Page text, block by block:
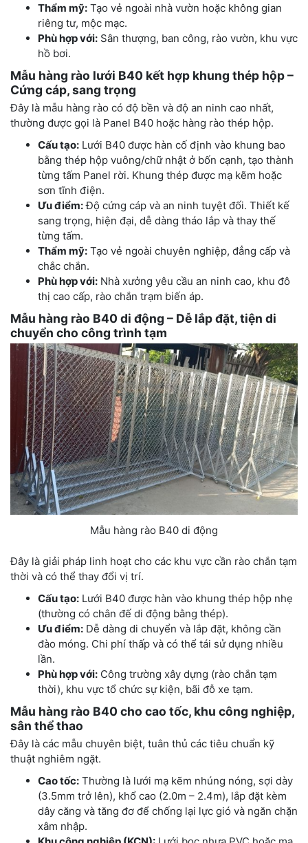
Thẩm mỹ: Tạo vẻ ngoài nhà vườn hoặc không gian
riêng tư, mộc mạc.
Phù hợp với: Sân thượng, ban công, rào vườn, khu vực
hồ bơi.
Mẫu hàng rào lưới B40 kết hợp khung thép hộp –
Cứng cáp, sang trọng
Đây là mẫu hàng rào có độ bền và độ an ninh cao nhất,
thường được gọi là Panel B40 hoặc hàng rào thép hộp.
Cấu tạo: Lưới B40 được hàn cố định vào khung bao
bằng thép hộp vuông/chữ nhật ở bốn cạnh, tạo thành
từng tấm Panel rời. Khung thép được mạ kẽm hoặc
sơn tĩnh điện.
Ưu điểm:Độ cứng cáp và an ninh tuyệt đối. Thiết kế
sang trọng, hiện đại, dễ dàng tháo lắp và thay thế
từng tấm.
Thẩm mỹ: Tạo vẻ ngoài chuyên nghiệp, đẳng cấp và
chắc chắn.
Phù hợp với: Nhà xưởng yêu cầu an ninh cao, khu đô
thị cao cấp, rào chắn trạm biến áp.
Mẫu hàng rào B40 di động – Dễ lắp đặt, tiện di
chuyển cho công trình tạm
Mẫu hàng rào B40 di động
Đây là giải pháp linh hoạt cho các khu vực cần rào chắn tạm
thời và có thể thay đổi vị trí.
Cấu tạo: Lưới B40 được hàn vào khung thép hộp nhẹ
(thường có chân đế di động bằng thép).
Ưu điểm: Dễ dàng di chuyển và lắp đặt, không cần
đào móng. Chi phí thấp và có thể tái sử dụng nhiều
lần.
Phù hợp với: Công trường xây dựng (rào chắn tạm
thời), khu vực tổ chức sự kiện, bãi đỗ xe tạm.
Mẫu hàng rào B40 cho cao tốc, khu công nghiệp,
sân thể thao
Đây là các mẫu chuyên biệt, tuân thủ các tiêu chuẩn kỹ
thuật nghiêm ngặt.
Cao tốc: Thường là lưới mạ kẽm nhúng nóng, sợi dày
(3.5mm trở lên), khổ cao (2.0m – 2.4m), lắp đặt kèm
dây căng và tăng đơ để chống lại lực gió và ngăn chặn
xâm nhập.